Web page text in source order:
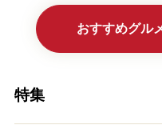
おすすめグル
特集